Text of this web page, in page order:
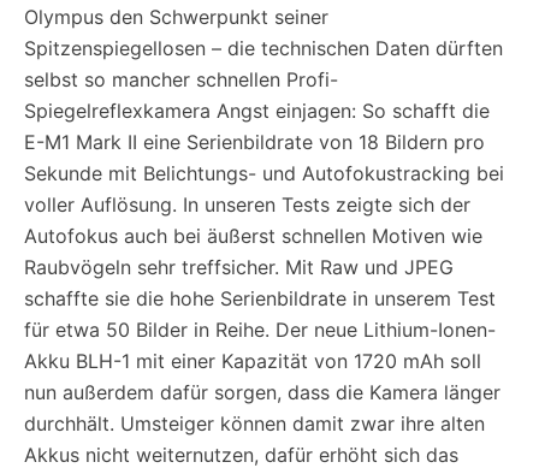
Olympus den Schwerpunkt seiner
Spitzenspiegellosen – die technischen Daten dürften
selbst so mancher schnellen Profi-
Spiegelreflexkamera Angst einjagen: So schafft die
E-M1 Mark II eine Serienbildrate von 18 Bildern pro
Sekunde mit Belichtungs- und Autofokustracking bei
voller Auflösung. In unseren Tests zeigte sich der
Autofokus auch bei äußerst schnellen Motiven wie
Raubvögeln sehr treffsicher. Mit Raw und JPEG
schaffte sie die hohe Serienbildrate in unserem Test
für etwa 50 Bilder in Reihe. Der neue Lithium-Ionen-
Akku BLH-1 mit einer Kapazität von 1720 mAh soll
nun außerdem dafür sorgen, dass die Kamera länger
durchhält. Umsteiger können damit zwar ihre alten
Akkus nicht weiternutzen, dafür erhöht sich das